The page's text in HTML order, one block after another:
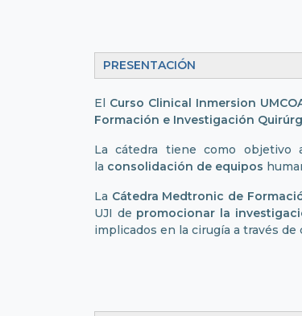
PRESENTACIÓN
El Curso Clinical Inmersion
Formación e Investigación
La cátedra tiene como objetivo
la consolidación de equipos
La Cátedra Medtronic de
UJI de promocionar la
implicados en la cirugía a través